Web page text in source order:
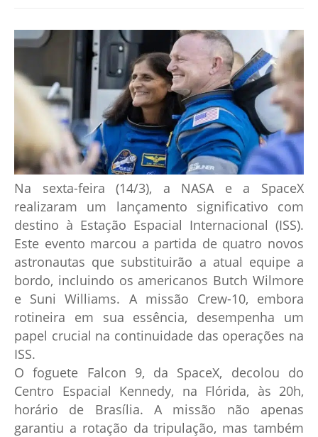
Na sexta-feira (14/3), a NASA e a SpaceX
realizaram um lançamento significativo com
destino à Estação Espacial Internacional (ISS).
Este evento marcou a partida de quatro novos
astronautas que substituirão a atual equipe a
bordo, incluindo os americanos Butch Wilmore
e Suni Williams. A missão Crew-10, embora
rotineira em sua essência, desempenha um
papel crucial na continuidade das operações na
ISS.
O foguete Falcon 9, da SpaceX, decolou do
Centro Espacial Kennedy, na Flórida, às 20h,
horário de Brasília. A missão não apenas
garantiu a rotação da tripulação, mas também